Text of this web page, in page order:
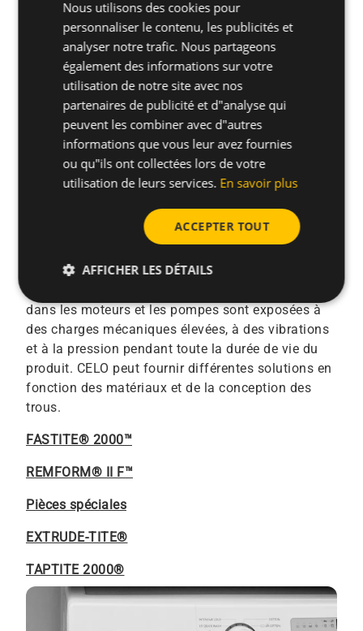
Lavantes et séchantes
dans les moteurs et les pompes sont exposées à
des charges mécaniques élevées, à des vibrations
et à la pression pendant toute la durée de vie du
produit. CELO peut fournir différentes solutions en
fonction des matériaux et de la conception des
trous.
FASTITE® 2000™
REMFORM® II F™
Pièces spéciales
EXTRUDE-TITE®
TAPTITE 2000®
Nous utilisons des cookies pour
personnaliser le contenu, les publicités et
analyser notre trafic. Nous partageons
également des informations sur votre
utilisation de notre site avec nos
partenaires de publicité et d"analyse qui
peuvent les combiner avec d"autres
informations que vous leur avez fournies
ou qu"ils ont collectées lors de votre
utilisation de leurs services. En savoir plus
ACCEPTER TOUT
AFFICHER LES DÉTAILS